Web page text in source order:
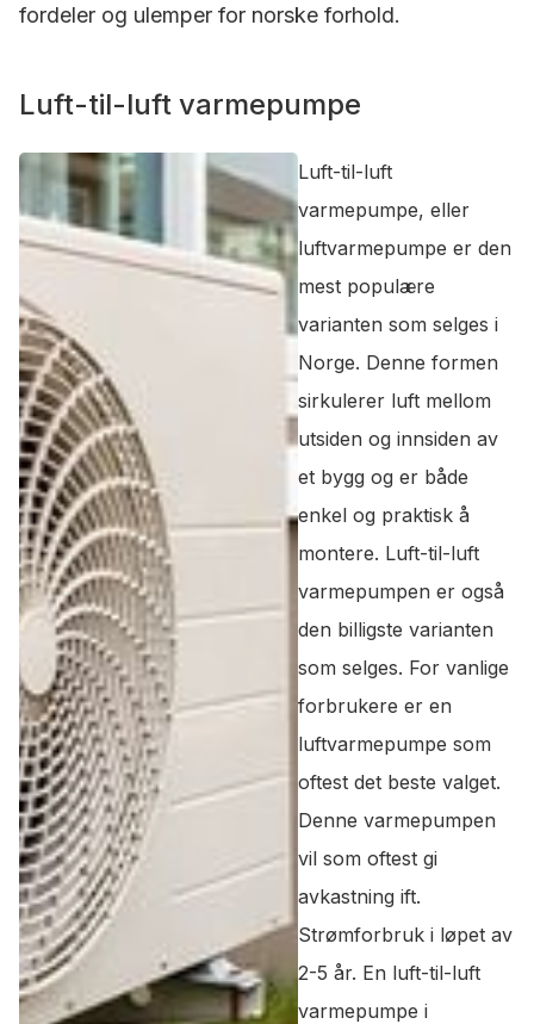
fordeler og ulemper for norske forhold.
Luft-til-luft varmepumpe
Luft-til-luft
varmepumpe, eller
luftvarmepumpe er den
mest populære
varianten som selges i
Norge. Denne formen
sirkulerer luft mellom
utsiden og innsiden av
et bygg og er både
enkel og praktisk å
montere. Luft-til-luft
varmepumpen er også
den billigste varianten
som selges. For vanlige
forbrukere er en
luftvarmepumpe som
oftest det beste valget.
Denne varmepumpen
vil som oftest gi
avkastning ift.
Strømforbruk i løpet av
2-5 år. En luft-til-luft
varmepumpe i